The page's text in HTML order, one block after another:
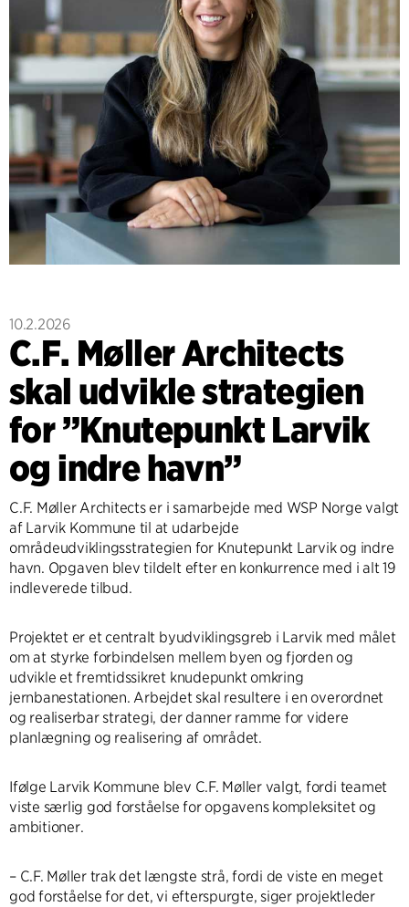
10.2.2026
C.F. Møller Architects
skal udvikle strategien
for ”Knutepunkt Larvik
og indre havn”
C.F. Møller Architects er i samarbejde med WSP Norge valgt
af Larvik Kommune til at udarbejde
områdeudviklingsstrategien for Knutepunkt Larvik og indre
havn. Opgaven blev tildelt efter en konkurrence med i alt 19
indleverede tilbud.
Projektet er et centralt byudviklingsgreb i Larvik med målet
om at styrke forbindelsen mellem byen og fjorden og
udvikle et fremtidssikret knudepunkt omkring
jernbanestationen. Arbejdet skal resultere i en overordnet
og realiserbar strategi, der danner ramme for videre
planlægning og realisering af området.
Ifølge Larvik Kommune blev C.F. Møller valgt, fordi teamet
viste særlig god forståelse for opgavens kompleksitet og
ambitioner.
– C.F. Møller trak det længste strå, fordi de viste en meget
god forståelse for det, vi efterspurgte, siger projektleder